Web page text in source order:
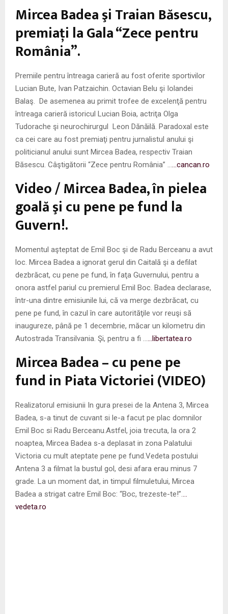
N
U
Mircea Badea şi Traian Băsescu,
premiaţi la Gala “Zece pentru
România”.
Premiile pentru întreaga carieră au fost oferite sportivilor
Lucian Bute, Ivan Patzaichin. Octavian Belu şi Iolandei
Balaş. De asemenea au primit trofee de excelenţă pentru
întreaga carieră istoricul Lucian Boia, actriţa Olga
Tudorache şi neurochirurgul Leon Dănăilă. Paradoxal este
ca cei care au fost premiaţi pentru jurnalistul anului şi
politicianul anului sunt Mircea Badea, respectiv Traian
Băsescu. Câştigătorii “Zece pentru România” …
…cancan.ro
Video / Mircea Badea, în pielea
goală şi cu pene pe fund la
Guvern!.
Momentul aşteptat de Emil Boc şi de Radu Berceanu a avut
loc. Mircea Badea a ignorat gerul din Caitală şi a defilat
dezbrăcat, cu pene pe fund, în faţa Guvernului, pentru a
onora astfel pariul cu premierul Emil Boc. Badea declarase,
într-una dintre emisiunile lui, că va merge dezbrăcat, cu
pene pe fund, în cazul în care autorităţile vor reuşi să
inaugureze, până pe 1 decembrie, măcar un kilometru din
Autostrada Transilvania. Şi, pentru a fi …
…libertatea.ro
Mircea Badea – cu pene pe
fund in Piata Victoriei (VIDEO)
Realizatorul emisiunii In gura presei de la Antena 3, Mircea
Badea, s-a tinut de cuvant si le-a facut pe plac domnilor
Emil Boc si Radu Berceanu.Astfel, joia trecuta, la ora 2
noaptea, Mircea Badea s-a deplasat in zona Palatului
Victoria cu mult ateptate pene pe fund.Vedeta postului
Antena 3 a filmat la bustul gol, desi afara erau minus 7
grade. La un moment dat, in timpul filmuletului, Mircea
Badea a strigat catre Emil Boc: “Boc, trezeste-te!”.
vedeta.ro